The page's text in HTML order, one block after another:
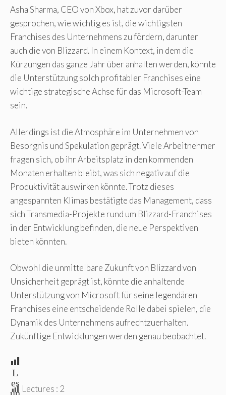
Asha Sharma, CEO von Xbox, hat zuvor darüber
gesprochen, wie wichtig es ist, die wichtigsten
Franchises des Unternehmens zu fördern, darunter
auch die von Blizzard. In einem Kontext, in dem die
Kürzungen das ganze Jahr über anhalten werden, könnte
die Unterstützung solch profitabler Franchises eine
wichtige strategische Achse für das Microsoft-Team
sein.
Allerdings ist die Atmosphäre im Unternehmen von
Besorgnis und Spekulation geprägt. Viele Arbeitnehmer
fragen sich, ob ihr Arbeitsplatz in den kommenden
Monaten erhalten bleibt, was sich negativ auf die
Produktivität auswirken könnte. Trotz dieses
angespannten Klimas bestätigte das Management, dass
sich Transmedia-Projekte rund um Blizzard-Franchises
in der Entwicklung befinden, die neue Perspektiven
bieten könnten.
Obwohl die unmittelbare Zukunft von Blizzard von
Unsicherheit geprägt ist, könnte die anhaltende
Unterstützung von Microsoft für seine legendären
Franchises eine entscheidende Rolle dabei spielen, die
Dynamik des Unternehmens aufrechtzuerhalten.
Zukünftige Entwicklungen werden genau beobachtet.
L
es
un Lectures : 2